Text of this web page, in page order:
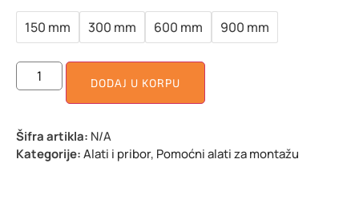
150 mm 300 mm 600 mm 900 mm
DODAJ U KORPU
Šifra artikla: N/A
Kategorije:Alati i pribor, Pomoćni alati za montažu